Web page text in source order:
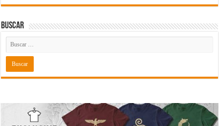
Buscar